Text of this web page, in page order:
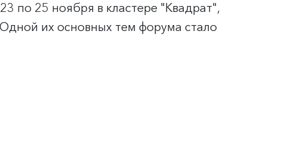
по 25 ноября в кластере "Квадрат",
их основных тем форума стало